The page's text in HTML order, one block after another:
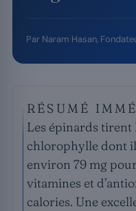
Par Naram Hasan,
RÉSUMÉ
Les épinards tirent
chlorophylle dont il
environ 79 mg
vitamines et
calories. Une